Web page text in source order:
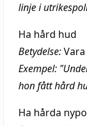
linje i
Ha hård hud
Betydelse:
Exempel:
hon fått hård
Ha hårda